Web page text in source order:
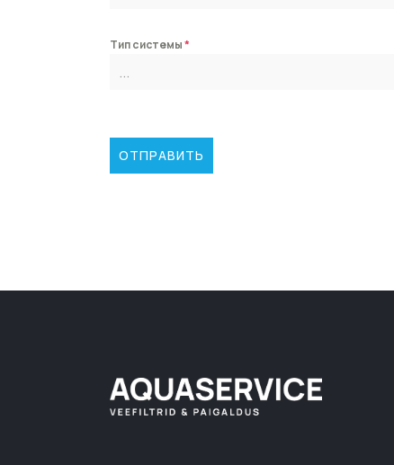
Тип системы*
ОТПРАВИТЬ